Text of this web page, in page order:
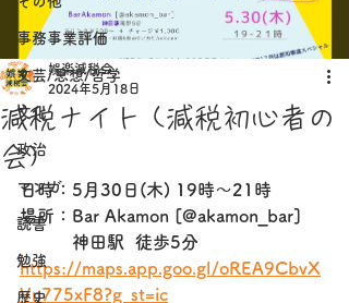
事務事業評価
文芸/思想/哲学
文化
政治
マンガ
読書
勉強
歴史
減税ナイト (減税初心者の
会)
娯楽減税会
2024年5月18日
日時：5月30日(木) 19時〜21時
場所：Bar Akamon [@akamon_bar]
神田駅  徒歩5分
https://maps.app.goo.gl/oREA9CbvX
Vn775xF8?g_st=ic